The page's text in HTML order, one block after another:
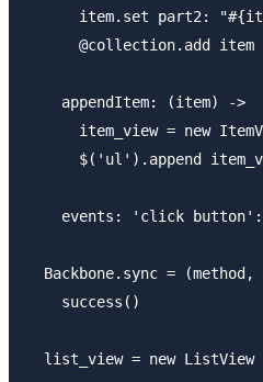
item.set part2:
      @collection.add item
    appendItem: (item) ->
item_view = new
$('ul').append
events: 'click
Backbone.sync = (method,
    success()